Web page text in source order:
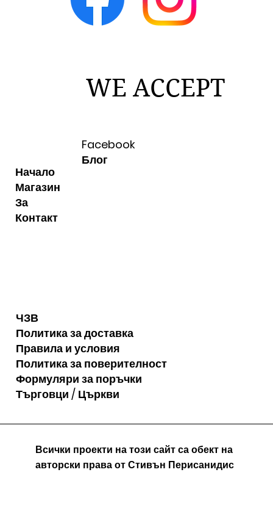
Facebook
Блог
WE ACCEPT
Начало
Магазин
За
Контакт
ЧЗВ
Политика за доставка
Правила и условия
Политика за поверителност
Формуляри за поръчки
Търговци / Църкви
Всички проекти на този сайт са обект на
авторски права от Стивън Перисанидис